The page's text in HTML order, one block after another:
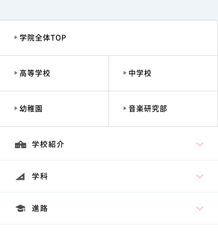
学院全体TOP
高等学校 中学校
幼稚園 音楽研究部
学校紹介
学科
進路